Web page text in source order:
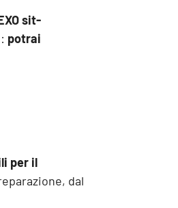
sit-
potrai
per il
dal